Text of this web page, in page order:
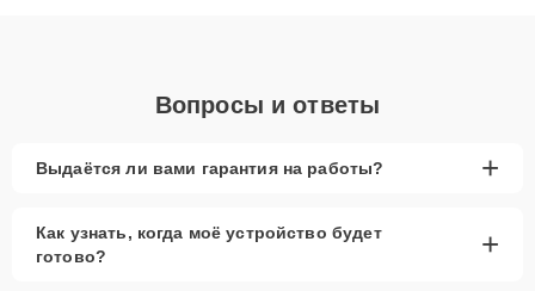
Вопросы и ответы
Выдаётся ли вами гарантия на работы? +
Как узнать, когда моё устройство будет
готово?
+